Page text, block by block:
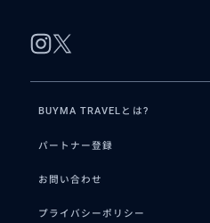
BUYMA TRAVELとは?
パートナー登録
お問い合わせ
プライバシーポリシー